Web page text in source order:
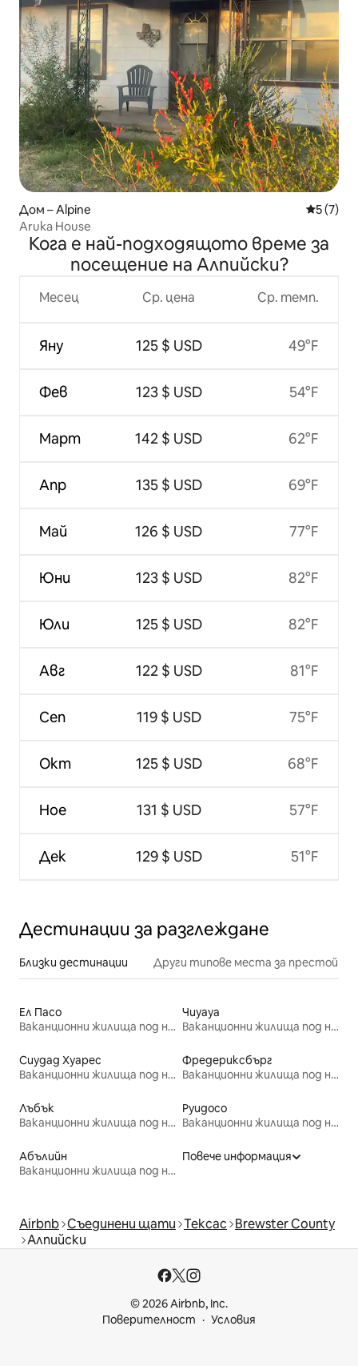
Дом – Alpine Средна
5 (7)
Aruka House
Кога е най-подходящото време за
посещение на Алпийски?
Месец
Яну
Фев
Март
Апр
Май
Юни
Юли
Авг
Сеп
Окт
Ное
Дек
Ср. цена
125 $ USD
123 $ USD
142 $ USD
135 $ USD
126 $ USD
123 $ USD
125 $ USD
122 $ USD
119 $ USD
125 $ USD
131 $ USD
129 $ USD
Ср. темп.
49°F
54°F
62°F
69°F
77°F
82°F
82°F
81°F
75°F
68°F
57°F
51°F
Дестинации за разглеждане
Близки дестинации Други типове места за престой
Ел Пасо
Ваканционни жилища под наем
Чиуауа
Ваканционни жилища под наем
Сиудад Хуарес
Ваканционни жилища под наем
Фредериксбърг
Ваканционни жилища под наем
Лъбък
Ваканционни жилища под наем
Руидосо
Ваканционни жилища под наем
Абълийн
Ваканционни жилища под наем
Повече информация
Airbnb Съединени щати Тексас Brewster County
Алпийски
© 2026 Airbnb, Inc.
Поверителност
Условия